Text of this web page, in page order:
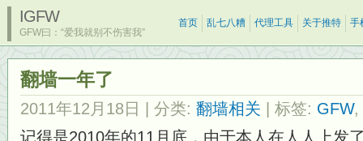
IGFW
GFW曰：“爱我就别不伤害我”
首页 乱七八糟 代理工具 关于推特 手
翻墙一年了
2011年12月18日 | 分类: 翻墙相关 | 标签: GFW,
记得是2010年的11月底，由于本人在人人上发